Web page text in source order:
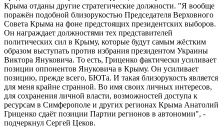
Крыма отданы другие стратегические должности. "Я вообще
поражён подобной близорукостью Председателя Верховного
Совета Крыма на фоне предстоящих президентских выборов.
Он награждает должностями тех представителей
политических сил в Крыму, которые будут самым жёстким
образом выступать против избрания президентом Украины
Виктора Януковича. То есть, Гриценко фактически усиливает
позиции оппонентов Януковича в Крыму. Он усиливает
позицию, прежде всего, БЮТа. И такая близорукость является
для меня крайне странной. Во имя своих личных интересов,
для сохранения личной власти, возможностей доступа к
ресурсам в Симферополе и других регионах Крыма Анатолий
Гриценко сдаёт позиции Партии регионов в автономии", -
подчеркнул Сергей Цеков.